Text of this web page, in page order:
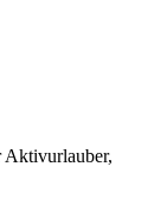
Aktivurlauber,